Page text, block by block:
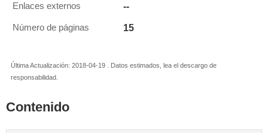
Enlaces externos --
Número de páginas 15
Última Actualización: 2018-04-19 . Datos estimados, lea el descargo de
responsabilidad.
Contenido